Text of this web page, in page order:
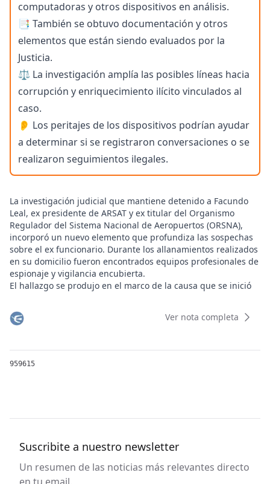
computadoras y otros dispositivos en análisis.
📑 También se obtuvo documentación y otros
elementos que están siendo evaluados por la
Justicia.
⚖️ La investigación amplía las posibles líneas hacia
corrupción y enriquecimiento ilícito vinculados al
caso.
👂 Los peritajes de los dispositivos podrían ayudar
a determinar si se registraron conversaciones o se
realizaron seguimientos ilegales.
La investigación judicial que mantiene detenido a Facundo
Leal, ex presidente de ARSAT y ex titular del Organismo
Regulador del Sistema Nacional de Aeropuertos (ORSNA),
incorporó un nuevo elemento que profundiza las sospechas
sobre el ex funcionario. Durante los allanamientos realizados
en su domicilio fueron encontrados equipos profesionales de
espionaje y vigilancia encubierta.
El hallazgo se produjo en el marco de la causa que se inició
y que derivó en una serie de procedimientos ordenados por
la Justicia Federal de San Isidro. Durante esos operativos,
una valija especialmente acondicionada con aparatos
electrónicos especializados. Entre los elementos
camuflados en objetos de uso cotidiano como anteojos
remoto y un mouse de computadora. Los equipos estaban
organizados en compartimentos individuales dentro de la
Ver nota completa
959615
Suscribite a nuestro newsletter
Un resumen de las noticias más relevantes directo